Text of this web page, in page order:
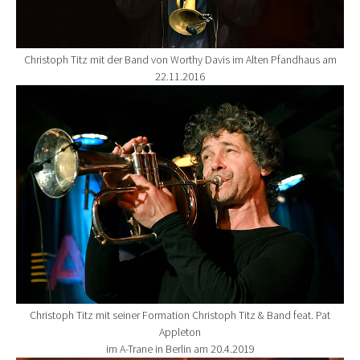
Christoph Titz mit der Band von Worthy Davis im Alten Pfandhaus am
22.11.2016
Christoph Titz mit seiner Formation Christoph Titz & Band feat. Pat
Appleton
im A-Trane in Berlin am 20.4.2019